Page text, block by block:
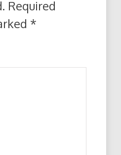
Required
*